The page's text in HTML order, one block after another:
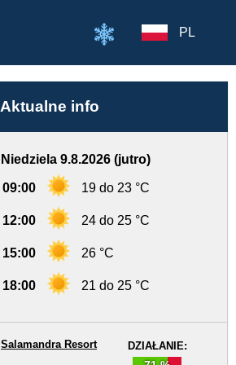
PL
Aktualne info
Niedziela 9.8.2026 (jutro)
09:00 19 do 23 °C
12:00 24 do 25 °C
15:00 26 °C
18:00 21 do 25 °C
DZIAŁANIE:
Salamandra Resort